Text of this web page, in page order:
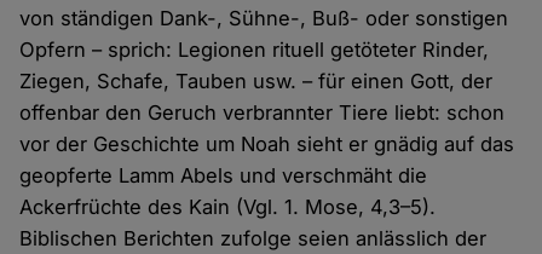
von ständigen Dank-, Sühne-, Buß- oder sonstigen
Opfern – sprich: Legionen rituell getöteter Rinder,
Ziegen, Schafe, Tauben usw. – für einen Gott, der
offenbar den Geruch verbrannter Tiere liebt: schon
vor der Geschichte um Noah sieht er gnädig auf das
geopferte Lamm Abels und verschmäht die
Ackerfrüchte des Kain (Vgl. 1. Mose, 4,3–5).
Biblischen Berichten zufolge seien anlässlich der